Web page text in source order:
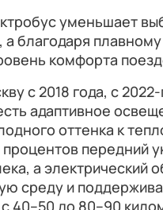
уменьшает
благодаря
комфорта
с 2018 года, с
адаптивное
оттенка к
передний
а электрический
среду и
40–50 до 80–90